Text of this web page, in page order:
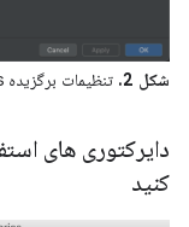
شکل 2. تنظیمات برگزیده Android Studio Updates.
دایرکتوری های
کنید